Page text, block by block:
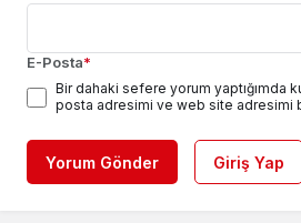
E-Posta*
Bir dahaki sefere yorum yaptığımda
posta adresimi ve web site adresimi
Yorum Gönder Giriş Yap